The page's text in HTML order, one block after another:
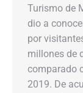
Turismo de
dio a
por
millones de
comparado
2019. De